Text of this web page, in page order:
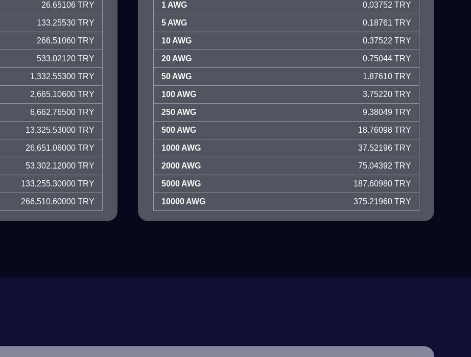
26.65106 TRY
133.25530 TRY
266.51060 TRY
533.02120 TRY
1,332.55300 TRY
2,665.10600 TRY
6,662.76500 TRY
13,325.53000 TRY
26,651.06000 TRY
53,302.12000 TRY
133,255.30000 TRY
266,510.60000 TRY
1 AWG 0.03752 TRY
5 AWG 0.18761 TRY
10 AWG 0.37522 TRY
20 AWG 0.75044 TRY
50 AWG 1.87610 TRY
100 AWG 3.75220 TRY
250 AWG 9.38049 TRY
500 AWG 18.76098 TRY
1000 AWG 37.52196 TRY
2000 AWG 75.04392 TRY
5000 AWG 187.60980 TRY
10000 AWG 375.21960 TRY